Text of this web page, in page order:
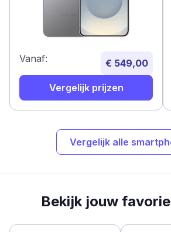
Vanaf: € 549,00
Vergelijk prijzen
Vergelijk alle
Bekijk jouw